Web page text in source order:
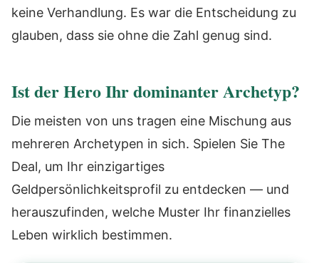
keine Verhandlung. Es war die Entscheidung zu
glauben, dass sie ohne die Zahl genug sind.
Ist der Hero Ihr dominanter Archetyp?
Die meisten von uns tragen eine Mischung aus
mehreren Archetypen in sich. Spielen Sie The
Deal, um Ihr einzigartiges
Geldpersönlichkeitsprofil zu entdecken — und
herauszufinden, welche Muster Ihr finanzielles
Leben wirklich bestimmen.